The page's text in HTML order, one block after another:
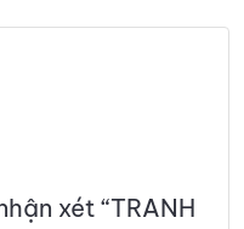
xét “TRANH